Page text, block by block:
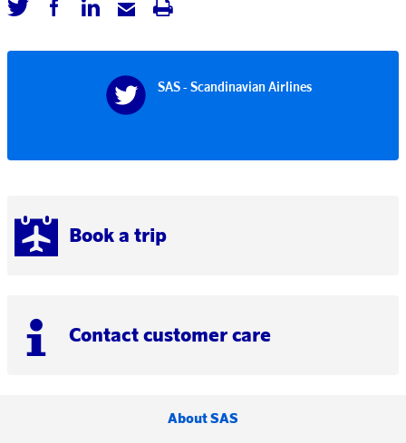
Book a trip
Contact customer care
SAS - Scandinavian Airlines
About SAS